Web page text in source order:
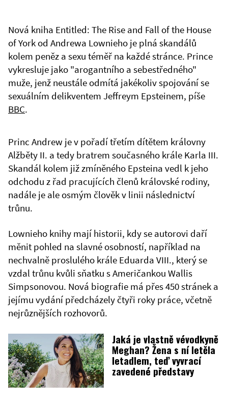
Nová kniha Entitled: The Rise and Fall of the House
of York od Andrewa Lownieho je plná skandálů
kolem peněz a sexu téměř na každé stránce. Prince
vykresluje jako "arogantního a sebestředného"
muže, jenž neustále odmítá jakékoliv spojování se
sexuálním delikventem Jeffreym Epsteinem, píše
BBC.
Princ Andrew je v pořadí třetím dítětem královny
Alžběty II. a tedy bratrem současného krále Karla III.
Skandál kolem již zmíněného Epsteina vedl k jeho
odchodu z řad pracujících členů královské rodiny,
nadále je ale osmým člověk v linii následnictví
trůnu.
Lownieho knihy mají historii, kdy se autorovi daří
měnit pohled na slavné osobností, například na
nechvalně proslulého krále Eduarda VIII., který se
vzdal trůnu kvůli sňatku s Američankou Wallis
Simpsonovou. Nová biografie má přes 450 stránek a
jejímu vydání předcházely čtyři roky práce, včetně
nejrůznějších rozhovorů.
Jaká je vlastně vévodkyně
Meghan? Žena s ní letěla
letadlem, teď vyvrací
zavedené představy